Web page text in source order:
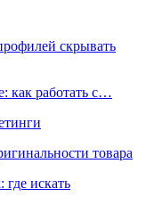
скрывать
как работать с…
товара
где искать